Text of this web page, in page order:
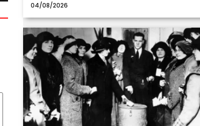
04/08/2026